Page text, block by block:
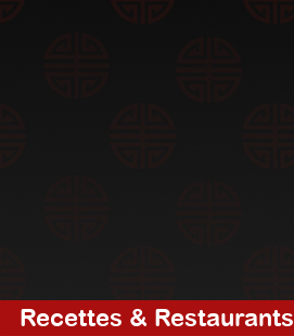
Recettes & Restaurants